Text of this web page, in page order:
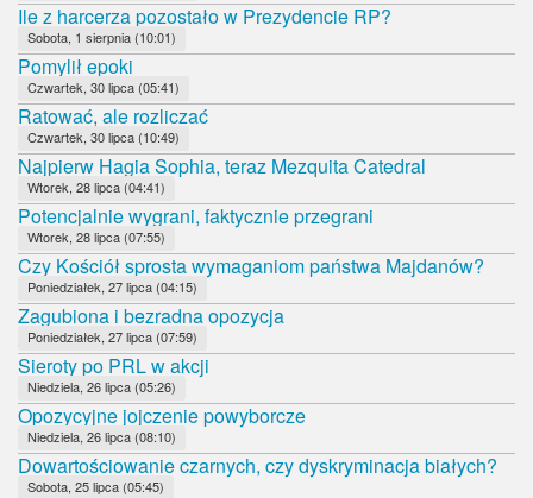
Ile z harcerza pozostało w Prezydencie RP?
Sobota, 1 sierpnia (10:01)
Pomylił epoki
Czwartek, 30 lipca (05:41)
Ratować, ale rozliczać
Czwartek, 30 lipca (10:49)
Najpierw Hagia Sophia, teraz Mezquita Catedral
Wtorek, 28 lipca (04:41)
Potencjalnie wygrani, faktycznie przegrani
Wtorek, 28 lipca (07:55)
Czy Kościół sprosta wymaganiom państwa Majdanów?
Poniedziałek, 27 lipca (04:15)
Zagubiona i bezradna opozycja
Poniedziałek, 27 lipca (07:59)
Sieroty po PRL w akcji
Niedziela, 26 lipca (05:26)
Opozycyjne jojczenie powyborcze
Niedziela, 26 lipca (08:10)
Dowartościowanie czarnych, czy dyskryminacja białych?
Sobota, 25 lipca (05:45)